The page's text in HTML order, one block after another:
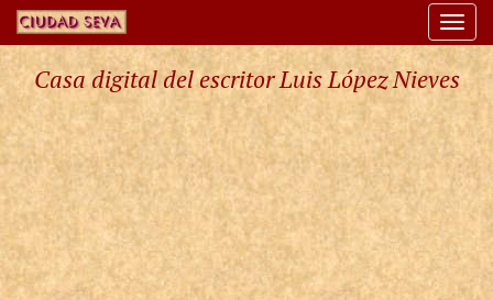
Casa digital del escritor Luis López Nieves